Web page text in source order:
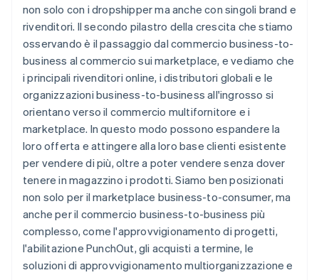
non solo con i dropshipper ma anche con singoli brand e
rivenditori. Il secondo pilastro della crescita che stiamo
osservando è il passaggio dal commercio business-to-
business al commercio sui marketplace, e vediamo che
i principali rivenditori online, i distributori globali e le
organizzazioni business-to-business all'ingrosso si
orientano verso il commercio multifornitore e i
marketplace. In questo modo possono espandere la
loro offerta e attingere alla loro base clienti esistente
per vendere di più, oltre a poter vendere senza dover
tenere in magazzino i prodotti. Siamo ben posizionati
non solo per il marketplace business-to-consumer, ma
anche per il commercio business-to-business più
complesso, come l'approvvigionamento di progetti,
l'abilitazione PunchOut, gli acquisti a termine, le
soluzioni di approvvigionamento multiorganizzazione e